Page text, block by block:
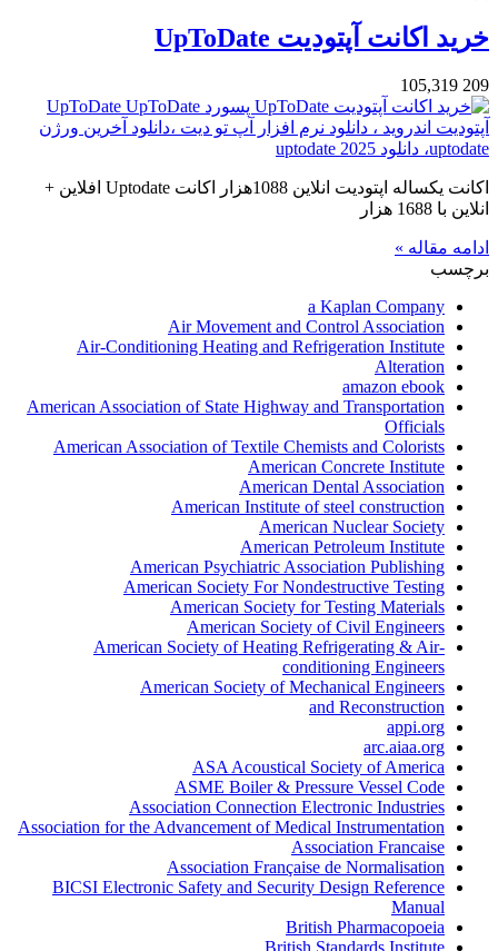
خرید اکانت آپتودیت UpToDate
209
اکانت یکساله اپتودیت انلاین 1088هزار اکانت Uptodate افلاین +
انلاین با 1688 هزار
ادامه مقاله »
برچسب
a Kaplan Company
Air Movement and Control Association
Air-Conditioning Heating and Refrigeration Institute
Alteration
amazon ebook
American Association of State Highway and Transportation
Officials
American Association of Textile Chemists and Colorists
American Concrete Institute
American Dental Association
American Institute of steel construction
American Nuclear Society
American Petroleum Institute
American Psychiatric Association Publishing
American Society For Nondestructive Testing
American Society for Testing Materials
American Society of Civil Engineers
American Society of Heating Refrigerating & Air-
conditioning Engineers
American Society of Mechanical Engineers
and Reconstruction
appi.org
arc.aiaa.org
ASA Acoustical Society of America
ASME Boiler & Pressure Vessel Code
Association Connection Electronic Industries
Association for the Advancement of Medical Instrumentation
Association Francaise
Association Française de Normalisation
BICSI Electronic Safety and Security Design Reference
Manual
British Pharmacopoeia
British Standards Institute